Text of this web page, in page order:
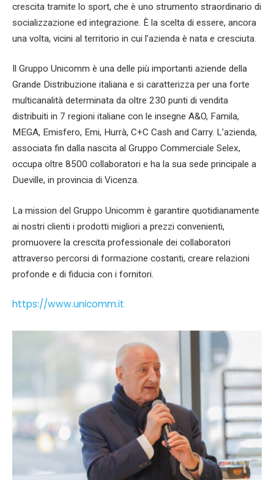
crescita tramite lo sport, che è uno strumento straordinario di
socializzazione ed integrazione. È la scelta di essere, ancora
una volta, vicini al territorio in cui l’azienda è nata e cresciuta.
Il Gruppo Unicomm è una delle più importanti aziende della
Grande Distribuzione italiana e si caratterizza per una forte
multicanalità determinata da oltre 230 punti di vendita
distribuiti in 7 regioni italiane con le insegne A&O, Famila,
MEGA, Emisfero, Emi, Hurrà, C+C Cash and Carry. L’azienda,
associata fin dalla nascita al Gruppo Commerciale Selex,
occupa oltre 8500 collaboratori e ha la sua sede principale a
Dueville, in provincia di Vicenza.
La mission del Gruppo Unicomm è garantire quotidianamente
ai nostri clienti i prodotti migliori a prezzi convenienti,
promuovere la crescita professionale dei collaboratori
attraverso percorsi di formazione costanti, creare relazioni
profonde e di fiducia con i fornitori.
https://www.unicomm.it